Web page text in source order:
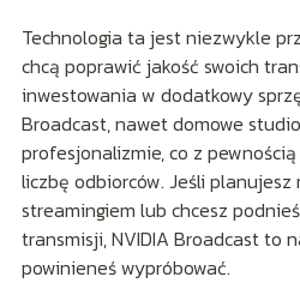
Technologia ta jest niezwykle
chcą poprawić jakość swoich
inwestowania w dodatkowy
Broadcast, nawet domowe
profesjonalizmie, co z
liczbę odbiorców. Jeśli
streamingiem lub chcesz
transmisji, NVIDIA Broadcast to
powinieneś wypróbować.